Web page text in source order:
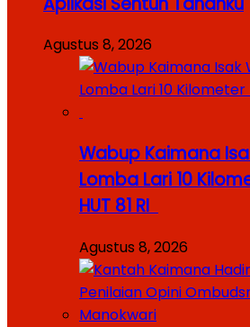
Agustus 8, 2026
Wabup Kaimana
Lomba Lari 10
HUT 81 RI
Agustus 8, 2026